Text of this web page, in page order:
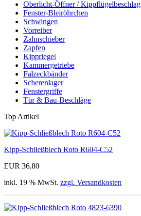
Oberlicht-Öffner / Kippflügelbeschlag
Fenster-Bleiröhrchen
Schwingen
Vorreiber
Zahnschieber
Zapfen
Kippriegel
Kammergetriebe
Falzeckbänder
Scherenlager
Fenstergriffe
Tür & Bau-Beschläge
Top Artikel
Kipp-Schließblech Roto R604-C52
EUR 36,80
inkl. 19 % MwSt. zzgl. Versandkosten